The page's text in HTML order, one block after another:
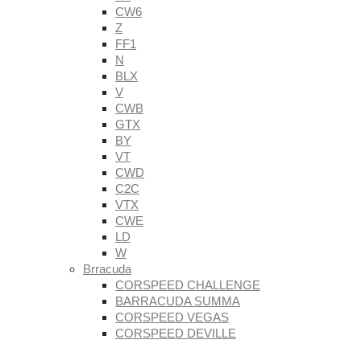
CW6
Z
FF1
N
BLX
V
CWB
GTX
BY
VT
CWD
C2C
VTX
CWE
LD
W
Brracuda
CORSPEED CHALLENGE
BARRACUDA SUMMA
CORSPEED VEGAS
CORSPEED DEVILLE